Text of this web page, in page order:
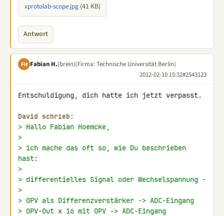
xprotolab-scope.jpg (41 KB)
Antwort
FH Fabian H.(brein)(Firma: Technische Universität Berlin)
2012-02-10 15:32#2543123
Entschuldigung, dich hatte ich jetzt verpasst.
David schrieb:
> Hallo Fabian Hoemcke,
>
> ich mache das oft so, wie Du beschrieben
hast:
>
> differentielles Signal oder Wechselspannung -
>
> OPV als Differenzverstärker -> ADC-Eingang
> OPV-Out x 16 mit OPV -> ADC-Eingang